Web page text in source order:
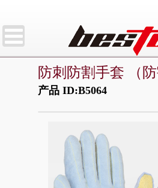
防刺防割手套 （防
产品 ID:B5064